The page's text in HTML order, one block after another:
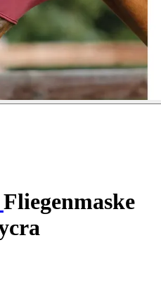
Fliegenmaske